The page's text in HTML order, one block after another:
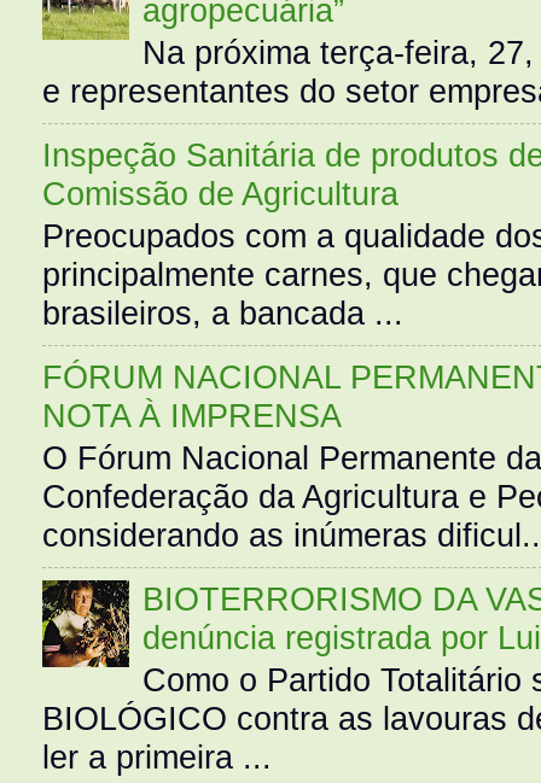
agropecuária”
Na próxima terça-feira,
e representantes do setor
Inspeção Sanitária de produtos
Comissão de Agricultura
Preocupados com a qualidade
principalmente carnes, que
brasileiros, a bancada ...
FÓRUM NACIONAL
NOTA À IMPRENSA
O Fórum Nacional Permanente
Confederação da Agricultura e
considerando as inúmeras
BIOTERRORISMO DA
denúncia registrada por
Como o Partido Totalitário
BIOLÓGICO contra as lavouras
ler a primeira ...